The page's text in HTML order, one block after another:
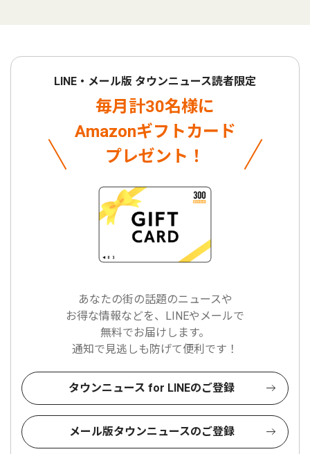
LINE・メール版 タウンニュース読者限定
毎月計30名様に
Amazonギフトカード
プレゼント！
あなたの街の話題のニュースや
お得な情報などを、LINEやメールで
無料でお届けします。
通知で見逃しも防げて便利です！
タウンニュース for LINEのご登録
メール版タウンニュースのご登録